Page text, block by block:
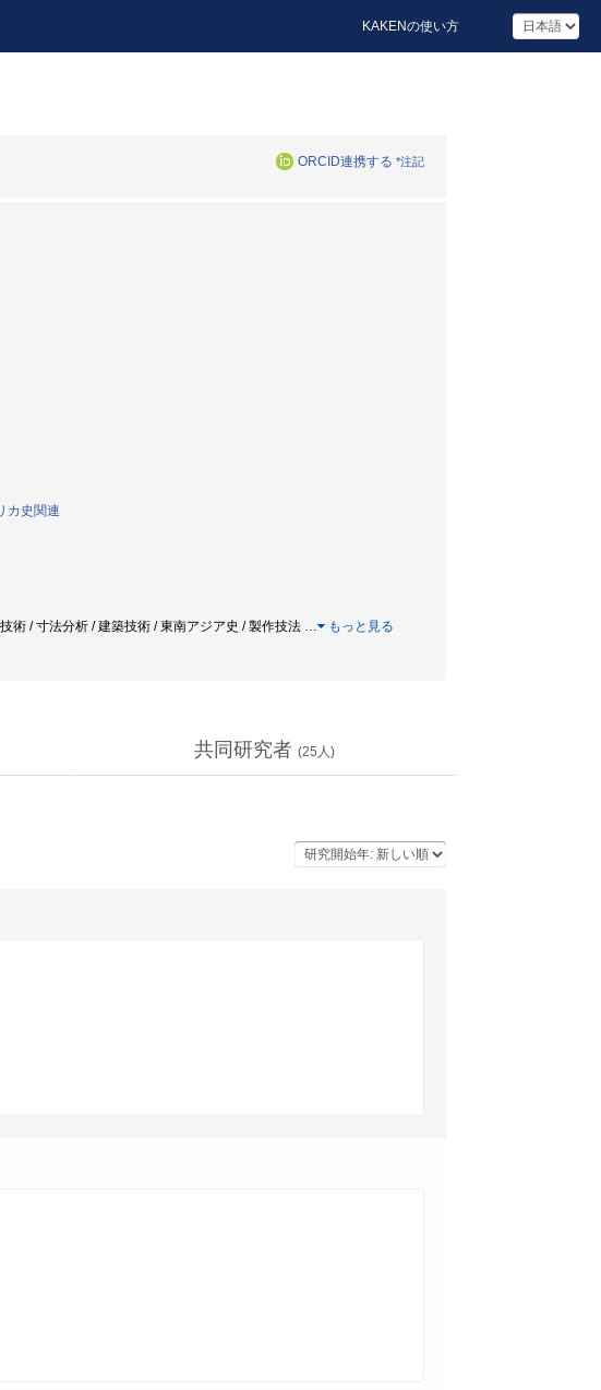
KAKENの使い方
ORCID連携する *注記
カ史関連
術 / 寸法分析 / 建築技術 / 東南アジア史 / 製作技法 … もっと見る
共同研究者 (25 人)